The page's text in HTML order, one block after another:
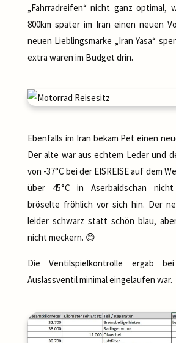
„Fahrradreifen“ nicht ganz optimal,
800km später im Iran einen neuen
neuen Lieblingsmarke „Iran Yasa“
extra waren im Budget drin.
Ebenfalls im Iran bekam Pet einen
Der alte war aus echtem Leder und
von -37°C bei der EISREISE auf dem
über 45°C in Aserbaidschan
bröselte fröhlich vor sich hin. Der
leider schwarz statt schön blau,
nicht meckern. 😊
Die Ventilspielkontrolle ergab
Auslassventil minimal eingelaufen war.